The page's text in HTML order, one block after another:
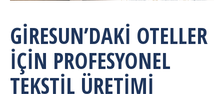
GIRESUN’DAKI OTELLER
İÇIN PROFESYONEL
TEKSTIL ÜRETIMI